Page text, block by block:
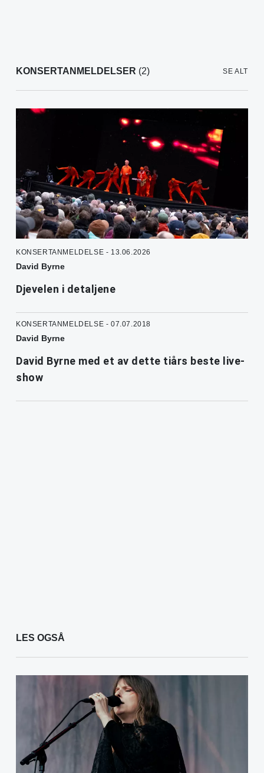
KONSERTANMELDELSER (2) SE ALT
KONSERTANMELDELSE - 13.06.2026
David Byrne
Djevelen i detaljene
KONSERTANMELDELSE - 07.07.2018
David Byrne
David Byrne med et av dette tiårs beste live-
show
LES OGSÅ